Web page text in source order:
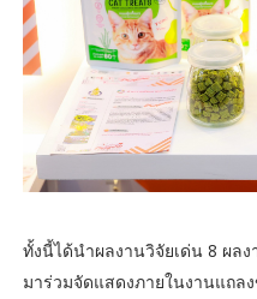
ทั้งนี้ได้นำผลงานวิจัยเด่น 8 ผล
มาร่วมจัดแสดงภายในงานแถล